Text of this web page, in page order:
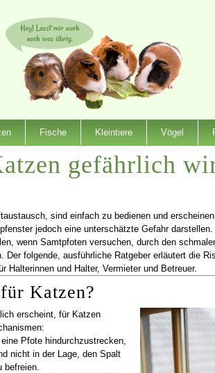
Fische Kleintiere Vögel
gefährlich
sind einfach zu bedienen und
jedoch eine unterschätzte Gefahr
wenn Samtpfoten versuchen, durch den
folgende, ausführliche Ratgeber erläutert die
und Halter, Vermieter und Betreuer.
Katzen?
erscheint, für Katzen
Pfote hindurchzustrecken,
nicht in der Lage, den Spalt